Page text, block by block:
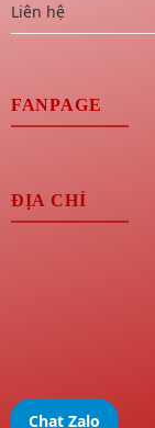
Liên hệ
FANPAGE
ĐỊA CHỈ
Chat Zalo